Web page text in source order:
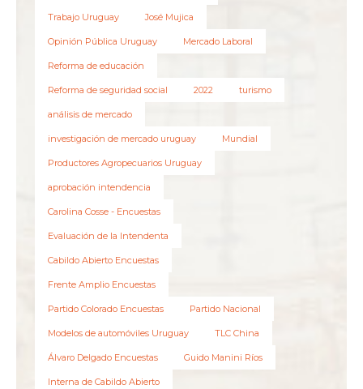
Trabajo Uruguay José Mujica
Opinión Pública Uruguay Mercado Laboral
Reforma de educación
Reforma de seguridad social 2022 turismo
análisis de mercado
investigación de mercado uruguay Mundial
Productores Agropecuarios Uruguay
aprobación intendencia
Carolina Cosse - Encuestas
Evaluación de la Intendenta
Cabildo Abierto Encuestas
Frente Amplio Encuestas
Partido Colorado Encuestas Partido Nacional
Modelos de automóviles Uruguay TLC China
Álvaro Delgado Encuestas Guido Manini Ríos
Interna de Cabildo Abierto